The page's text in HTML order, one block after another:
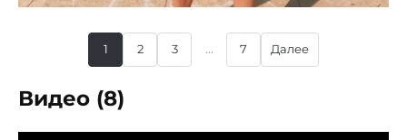
1 2 3 ... 7 Далее
Видео (8)